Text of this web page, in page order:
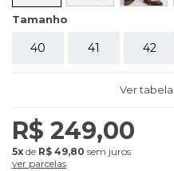
Tamanho
40 41 42
Ver
R$ 249,00
5x de R$ 49,80 sem juros
ver parcelas